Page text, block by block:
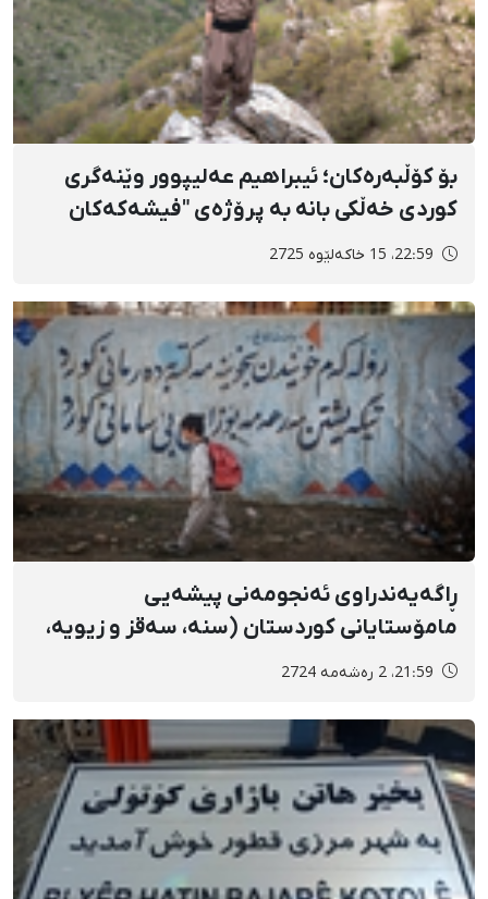
بۆ کۆڵبەرەکان؛ ئیبراهیم عەلیپوور وێنەگری
کوردی خەڵکی بانە بە پرۆژەی "فیشەکەکان
سنووریان نییە" خەڵاتی وۆرڵدپرێسی بردەوە
22:59، 15 خاکەلێوه 2725
ڕاگەیەندراوی ئەنجومەنی پیشەیی
مامۆستایانی کوردستان (سنە، سەقز و زیویە،
مەریوان و سەوڵاوا) بە بۆنەی بەرز ڕاگرتنی
21:59، 2 رەشەمه 2724